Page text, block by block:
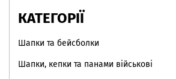
КАТЕГОРІЇ
Шапки та бейсболки
Шапки, кепки та панами військові